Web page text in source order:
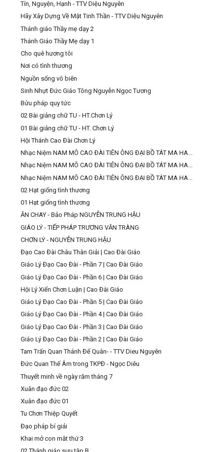
Tín, Nguyện, Hạnh - TTV Diệu Nguyên
Hãy Xây Dựng Về Mặt Tinh Thần - TTV Diệu Nguyên
Thánh giáo Thầy mẹ dạy 2
Thánh Giáo Thầy Mẹ dạy 1
Cho quê hương tôi
Nơi có tình thương
Nguồn sống vô biên
Sinh Nhựt Đức Giáo Tông Nguyễn Ngọc Tương
Bửu pháp quy tức
02 Bài giảng chữ TU - HT.Chơn Lý
01 Bài giảng chữ TU - HT. Chơn Lý
Hội Thánh Cao Đài Chơn Lý
Nhạc Niệm NAM MÔ CAO ĐÀI TIÊN ÔNG ĐẠI BỒ TÁT MA HA...
Nhạc Niệm NAM MÔ CAO ĐÀI TIÊN ÔNG ĐẠI BỒ TÁT MA HA...
Nhạc Niệm NAM MÔ CAO ĐÀI TIÊN ÔNG ĐẠI BỒ TÁT MA HA...
02 Hạt giống tình thương
01 Hạt giống tình thương
ĂN CHAY - Bảo Pháp NGUYỄN TRUNG HẬU
GIÁO LÝ - TIẾP PHÁP TRƯƠNG VĂN TRÀNG
CHƠN LÝ - NGUYỄN TRUNG HẬU
Đạo Cao Đài Châu Thân Giải | Cao Đài Giáo
Giáo Lý Đạo Cao Đài - Phần 7 | Cao Đài Giáo
Giáo Lý Đạo Cao Đài - Phần 6 | Cao Đài Giáo
Hội Lý Xiển Chơn Luận | Cao Đài Giáo
Giáo Lý Đạo Cao Đài - Phần 5 | Cao Đài Giáo
Giáo Lý Đạo Cao Đài - Phần 4 | Cao Đài Giáo
Giáo Lý Đạo Cao Đài - Phần 3 | Cao Đài Giáo
Giáo Lý Đạo Cao Đài - Phần 2 | Cao Đài Giáo
Tam Trấn Quan Thánh Đế Quân- - TTV Dieu Nguyên
Đức Quan Thế Âm trong TKPĐ - Ngọc Diêu
Thuyết minh về ngày răm tháng 7
Xuân đạo đức 02
Xuân đạo đức 01
Tu Chơn Thiệp Quyết
Đạo pháp bí giải
Khai mở con mắt thứ 3